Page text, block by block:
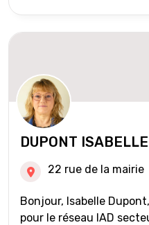
DUPONT ISABELLE
22 rue de la mairie
Bonjour, Isabelle
pour le réseau IAD